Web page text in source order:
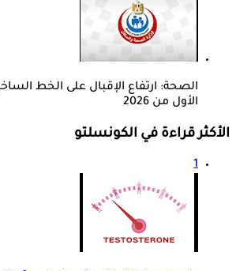
الأول من 2026
الأكثر قراءة في الكونسلتو
1